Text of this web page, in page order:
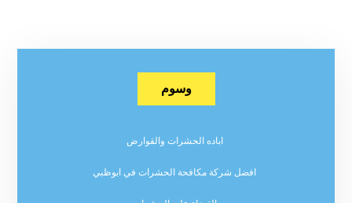
وسوم
اباده الحشرات والقوارض
افضل شركة مكافحة الحشرات في ابوظبي